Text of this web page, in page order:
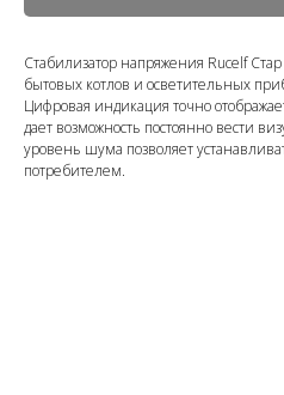
Стабилизатор напряжения Rucelf
бытовых котлов и осветительных
Цифровая индикация точно
дает возможность постоянно вести
уровень шума позволяет
потребителем.